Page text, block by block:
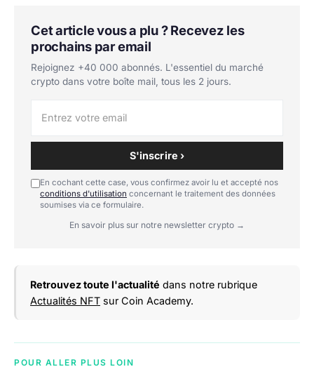
Cet article vous a plu ? Recevez les
prochains par email
Rejoignez +40 000 abonnés. L'essentiel du marché
crypto dans votre boîte mail, tous les 2 jours.
S'inscrire ›
En cochant cette case, vous confirmez avoir lu et accepté nos
conditions d'utilisation concernant le traitement des données
soumises via ce formulaire.
En savoir plus sur notre newsletter crypto →
Retrouvez toute l'actualité dans notre rubrique
Actualités NFT sur Coin Academy.
POUR ALLER PLUS LOIN